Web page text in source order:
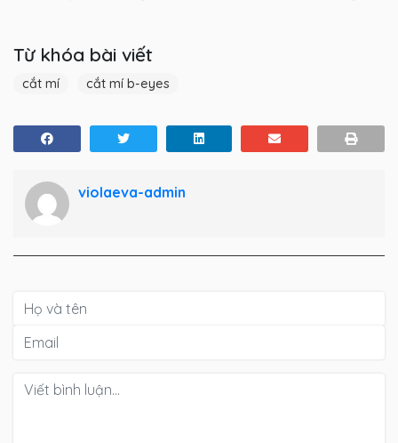
Từ khóa bài viết
cắt mí cắt mí b-eyes
violaeva-admin